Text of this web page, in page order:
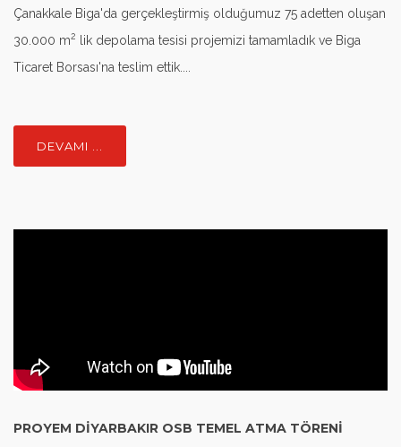
Çanakkale Biga'da gerçekleştirmiş olduğumuz 75 adetten oluşan
30.000 m2 lik depolama tesisi projemizi tamamladık ve Biga
Ticaret Borsası'na teslim ettik....
DEVAMI ...
PROYEM DIYARBAKIR OSB TEMEL ATMA TÖRENI